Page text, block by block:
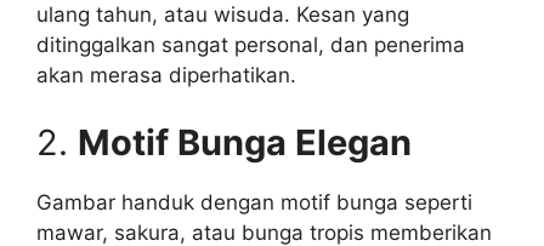
ulang tahun, atau wisuda. Kesan yang
ditinggalkan sangat personal, dan penerima
akan merasa diperhatikan.
2. Motif Bunga Elegan
Gambar handuk dengan motif bunga seperti
mawar, sakura, atau bunga tropis memberikan